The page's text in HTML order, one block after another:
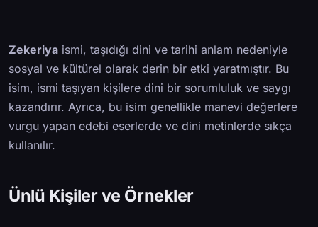
Zekeriya ismi, taşıdığı dini ve tarihi anlam nedeniyle
sosyal ve kültürel olarak derin bir etki yaratmıştır. Bu
isim, ismi taşıyan kişilere dini bir sorumluluk ve saygı
kazandırır. Ayrıca, bu isim genellikle manevi değerlere
vurgu yapan edebi eserlerde ve dini metinlerde sıkça
kullanılır.
Ünlü Kişiler ve Örnekler